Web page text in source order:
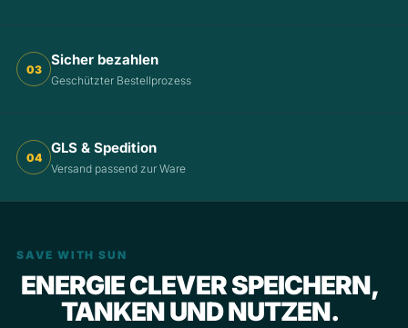
03
Sicher bezahlen
Geschützter Bestellprozess
04
GLS & Spedition
Versand passend zur Ware
SAVE WITH SUN
ENERGIE CLEVER SPEICHERN,
TANKEN UND NUTZEN.